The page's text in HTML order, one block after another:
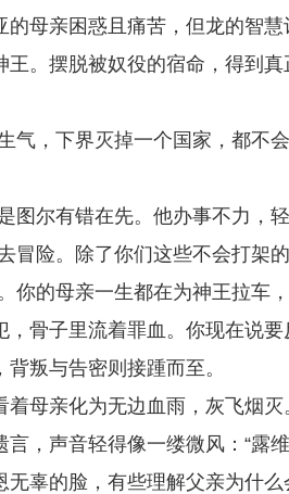
母亲困惑且痛苦，但龙的智慧
王。摆脱被奴役的宿命，得到
气，下界灭掉一个国家，都不
图尔有错在先。他办事不力，
冒险。除了你们这些不会打架
你的母亲一生都在为神王拉车
骨子里流着罪血。你现在说
叛与告密则接踵而至。
母亲化为无边血雨，灰飞烟灭
，声音轻得像一缕微风：“露
无辜的脸，有些理解父亲为什